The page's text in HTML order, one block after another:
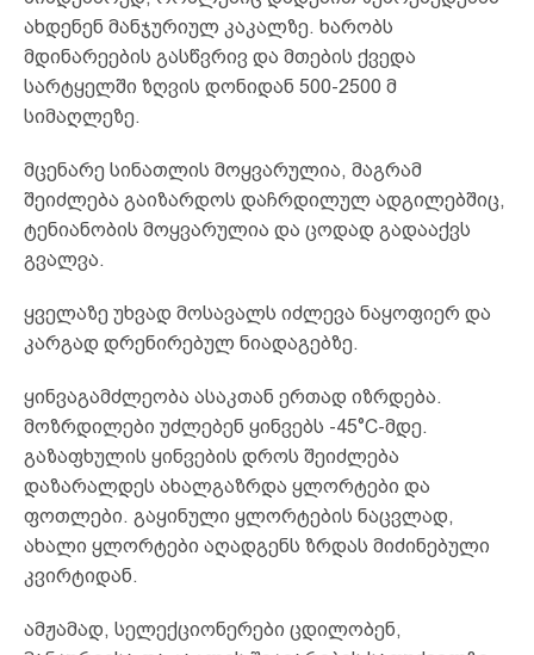
ახდენენ მანჯურიულ კაკალზე. ხარობს
მდინარეების გასწვრივ და მთების ქვედა
სარტყელში ზღვის დონიდან 500-2500 მ
სიმაღლეზე.
მცენარე სინათლის მოყვარულია, მაგრამ
შეიძლება გაიზარდოს დაჩრდილულ ადგილებშიც,
ტენიანობის მოყვარულია და ცოდად გადააქვს
გვალვა.
ყველაზე უხვად მოსავალს იძლევა ნაყოფიერ და
კარგად დრენირებულ ნიადაგებზე.
ყინვაგამძლეობა ასაკთან ერთად იზრდება.
მოზრდილები უძლებენ ყინვებს -45°C-მდე.
გაზაფხულის ყინვების დროს შეიძლება
დაზარალდეს ახალგაზრდა ყლორტები და
ფოთლები. გაყინული ყლორტების ნაცვლად,
ახალი ყლორტები აღადგენს ზრდას მიძინებული
კვირტიდან.
ამჟამად, სელექციონერები ცდილობენ,